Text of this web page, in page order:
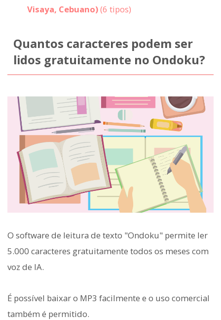
Visaya, Cebuano)(6 tipos)
Quantos caracteres podem ser
lidos gratuitamente no Ondoku?
O software de leitura de texto "Ondoku" permite ler
5.000 caracteres gratuitamente todos os meses com
voz de IA.
É possível baixar o MP3 facilmente e o uso comercial
também é permitido.